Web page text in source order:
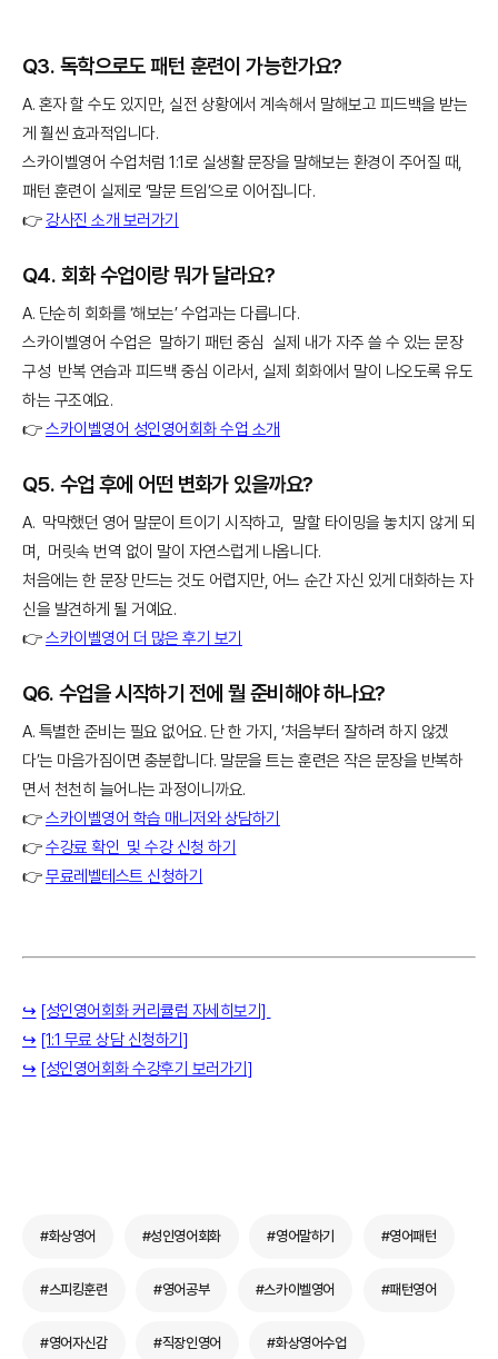
Q3. 독학으로도 패턴 훈련이 가능한가요?
A. 혼자 할 수도 있지만, 실전 상황에서 계속해서 말해보고 피드백을 받는
게 훨씬 효과적입니다.
스카이벨영어 수업처럼 1:1로 실생활 문장을 말해보는 환경이 주어질 때,
패턴 훈련이 실제로 ‘말문 트임’으로 이어집니다.
👉강사진 소개 보러가기
Q4. 회화 수업이랑 뭐가 달라요?
A. 단순히 회화를 ‘해보는’ 수업과는 다릅니다.
스카이벨영어 수업은 말하기 패턴 중심 실제 내가 자주 쓸 수 있는 문장
구성 반복 연습과 피드백 중심 이라서, 실제 회화에서 말이 나오도록 유도
하는 구조예요.
👉스카이벨영어 성인영어회화 수업 소개
Q5. 수업 후에 어떤 변화가 있을까요?
A. 막막했던 영어 말문이 트이기 시작하고, 말할 타이밍을 놓치지 않게 되
며, 머릿속 번역 없이 말이 자연스럽게 나옵니다.
처음에는 한 문장 만드는 것도 어렵지만, 어느 순간 자신 있게 대화하는 자
신을 발견하게 될 거예요.
👉스카이벨영어 더 많은 후기 보기
Q6. 수업을 시작하기 전에 뭘 준비해야 하나요?
A. 특별한 준비는 필요 없어요. 단 한 가지, ‘처음부터 잘하려 하지 않겠
다’는 마음가짐이면 충분합니다. 말문을 트는 훈련은 작은 문장을 반복하
면서 천천히 늘어나는 과정이니까요.
👉스카이벨영어 학습 매니저와 상담하기
👉수강료 확인 및 수강 신청 하기
👉무료레벨테스트 신청하기
↪️ [성인영어회화 커리큘럼 자세히보기]
↪️ [1:1 무료 상담 신청하기]
↪️ [성인영어회화 수강후기 보러가기]
#화상영어 #성인영어회화 #영어말하기 #영어패턴
#스피킹훈련 #영어공부 #스카이벨영어 #패턴영어
#영어자신감 #직장인영어 #화상영어수업